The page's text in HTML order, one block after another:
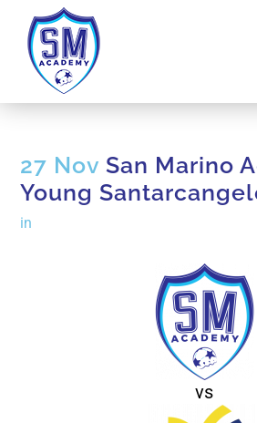
27 Nov San Marino
Young
in
vs